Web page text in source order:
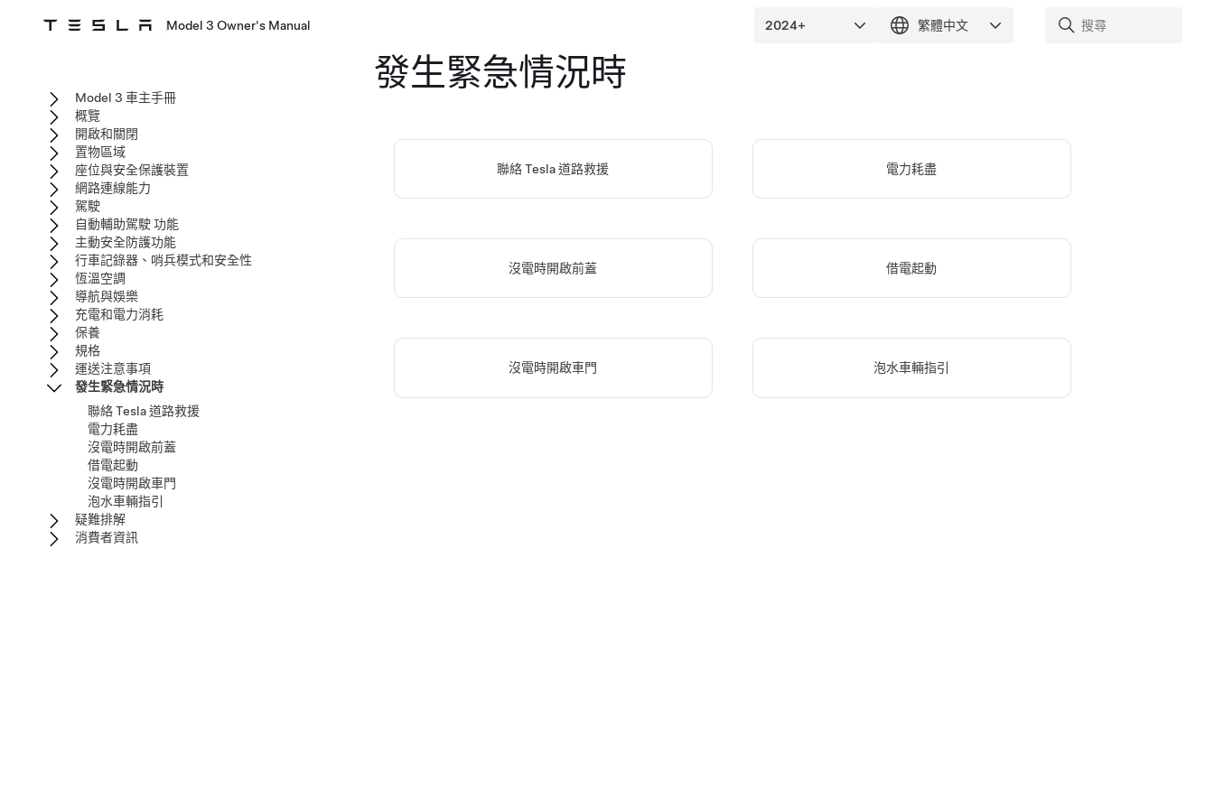
Model 3 Owner's Manual
發生緊急情況時
聯絡 Tesla 道路救援 電力耗盡
沒電時開啟前蓋 借電起動
沒電時開啟車門 泡水車輛指引
Model 3 車主手冊
概覽
開啟和關閉
置物區域
座位與安全保護裝置
網路連線能力
駕駛
自動輔助駕駛 功能
主動安全防護功能
行車記錄器、哨兵模式和安全性
恆溫空調
導航與娛樂
充電和電力消耗
保養
規格
運送注意事項
發生緊急情況時
聯絡 Tesla 道路救援
電力耗盡
沒電時開啟前蓋
借電起動
沒電時開啟車門
泡水車輛指引
疑難排解
消費者資訊